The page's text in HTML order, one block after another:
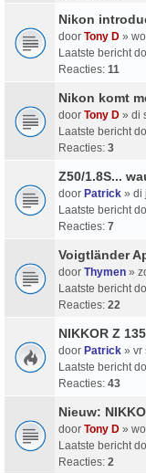
Nikon
door Tony D »
Laatste bericht
Reacties: 11
Nikon komt
door Tony D » di
Laatste bericht
Reacties: 3
Z50/1.8S...
door Patrick » di
Laatste bericht
Reacties: 7
Voigtländer
door Thymen »
Laatste bericht
Reacties: 22
NIKKOR Z
door Patrick » vr
Laatste bericht
Reacties: 43
Nieuw:
door Tony D »
Laatste bericht
Reacties: 2